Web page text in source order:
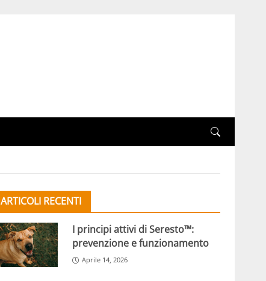
ARTICOLI RECENTI
I principi attivi di Seresto™:
prevenzione e funzionamento
Aprile 14, 2026